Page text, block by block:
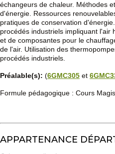
échangeurs de chaleur. Méthodes
d'énergie. Ressources
pratiques de conservation
procédés industriels impliquant l'air
et de composantes pour le
de l'air. Utilisation des
procédés industriels.
Préalable(s): (6GMC305 et
Formule pédagogique : Cours
APPARTENANCE